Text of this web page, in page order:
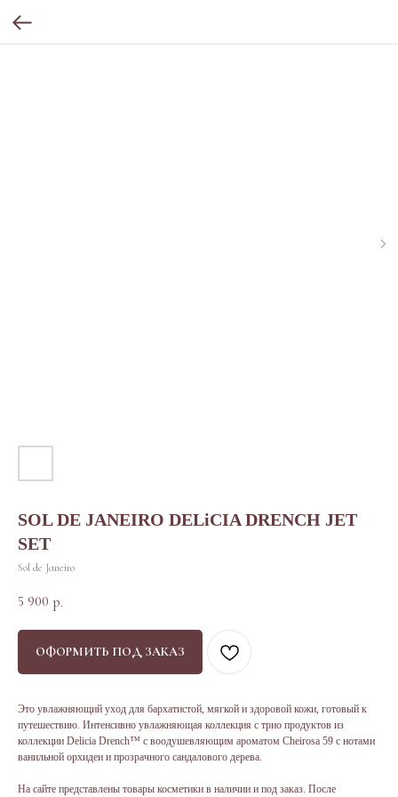
SOL DE JANEIRO DELiCIA DRENCH JET
SET
Sol de Janeiro
5 900 р.
ОФОРМИТЬ ПОД ЗАКАЗ
Это увлажняющий уход для бархатистой, мягкой и здоровой кожи, готовый к
путешествию. Интенсивно увлажняющая коллекция с трио продуктов из
коллекции Delicia Drench™ с воодушевляющим ароматом Cheirosa 59 с нотами
ванильной орхидеи и прозрачного сандалового дерева.
На сайте представлены товары косметики в наличии и под заказ. После